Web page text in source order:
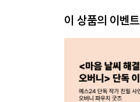
이 상품의 이벤트